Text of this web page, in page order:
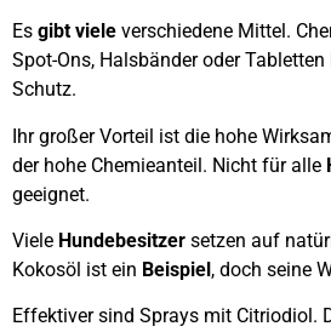
Es gibt viele verschiedene Mittel.
Spot-Ons, Halsbänder oder
Schutz.
Ihr großer Vorteil ist die hohe
der hohe Chemieanteil. Nicht für alle
geeignet.
Viele Hundebesitzer setzen auf
Kokosöl ist ein Beispiel, doch seine
Effektiver sind Sprays mit Citriodiol.